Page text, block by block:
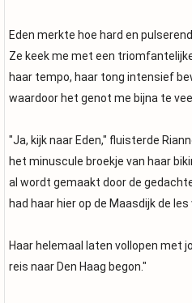
Eden merkte hoe hard en
Ze keek me met een
haar tempo, haar tong intensief
waardoor het genot me bijna te
"Ja, kijk naar Eden," fluisterde
het minuscule broekje van haar
al wordt gemaakt door de
had haar hier op de Maasdijk de
Haar helemaal laten vollopen met
reis naar Den Haag begon."